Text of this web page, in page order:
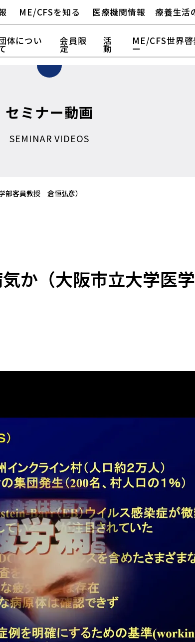
ME/CFSを知る 医療機関情報 療養生活
体につい 会員限
定
活
動
ME/CFS世界
ー
セミナー動画
SEMINAR VIDEOS
部客員教授 倉恒弘彦）
か（大阪市立大学医